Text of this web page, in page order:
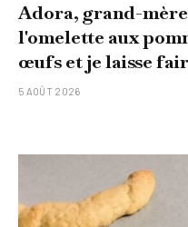
Adora, grand-
l'omelette aux
œufs et je laisse
5 AOÛT 2026